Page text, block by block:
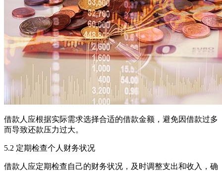
借款人应根据实际需求选择合适的借款金额，避免因借款过多
而导致还款压力过大。
5.2 定期检查个人财务状况
借款人应定期检查自己的财务状况，及时调整支出和收入，确